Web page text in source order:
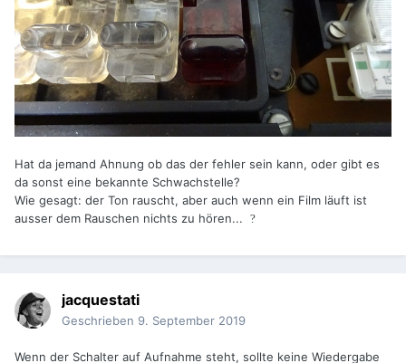
Hat da jemand Ahnung ob das der fehler sein kann, oder gibt es
da sonst eine bekannte Schwachstelle?
Wie gesagt: der Ton rauscht, aber auch wenn ein Film läuft ist
ausser dem Rauschen nichts zu hören... ?
jacquestati
Geschrieben 9. September 2019
Wenn der Schalter auf Aufnahme steht, sollte keine Wiedergabe